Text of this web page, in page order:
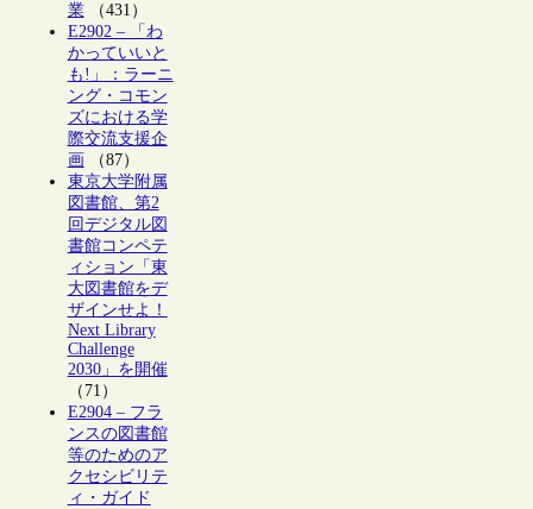
業（431）
E2902 – 「わ
かっていいと
も!」：ラーニ
ング・コモン
ズにおける学
際交流支援企
画 （87）
東京大学附属
図書館、第2
回デジタル図
書館コンペテ
ィション「東
大図書館をデ
ザインせよ！
Next Library
Challenge
2030」を開催
（71）
E2904 – フラ
ンスの図書館
等のためのア
クセシビリテ
ィ・ガイド